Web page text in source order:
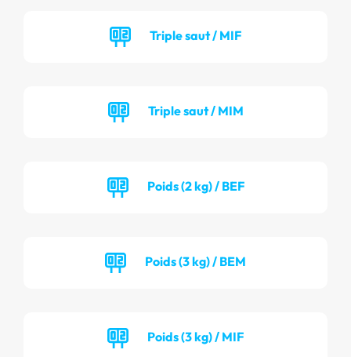
Triple saut / MIF
Triple saut / MIM
Poids (2 kg) / BEF
Poids (3 kg) / BEM
Poids (3 kg) / MIF